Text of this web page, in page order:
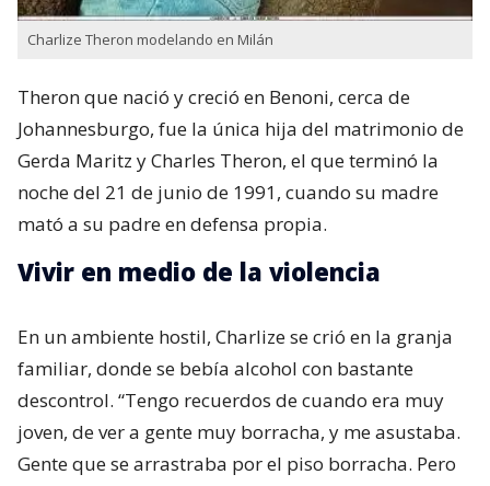
Charlize Theron modelando en Milán
Theron que nació y creció en Benoni,​ cerca de
Johannesburgo, fue la única hija del matrimonio de
Gerda Maritz​ y Charles Theron, el que terminó la
noche del 21 de junio de 1991, cuando su madre
mató a su padre en defensa propia.
Vivir en medio de la violencia
En un ambiente hostil, Charlize se crió en la granja
familiar, donde se bebía alcohol con bastante
descontrol. “Tengo recuerdos de cuando era muy
joven, de ver a gente muy borracha, y me asustaba.
Gente que se arrastraba por el piso borracha. Pero